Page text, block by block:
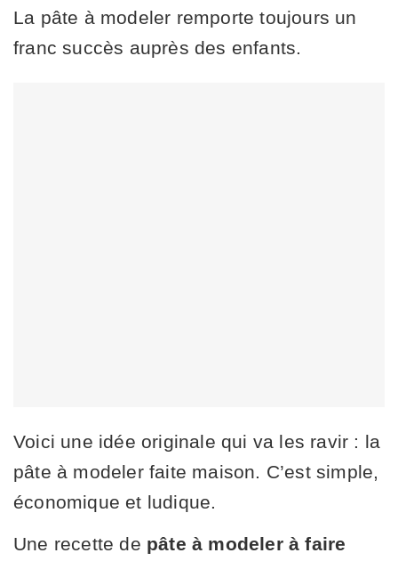
La pâte à modeler remporte toujours un
franc succès auprès des enfants.
Voici une idée originale qui va les ravir : la
pâte à modeler faite maison. C’est simple,
économique et ludique.
Une recette de pâte à modeler à faire